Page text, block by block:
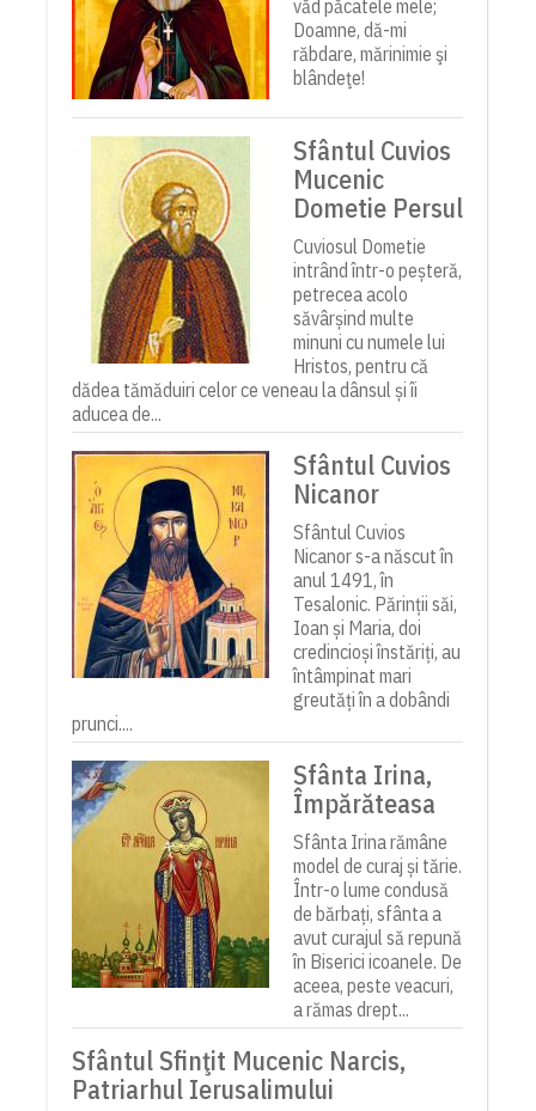
văd păcatele mele;
Doamne, dă-mi
răbdare, mărinimie şi
blândeţe!
Sfântul Cuvios
Mucenic
Dometie Persul
Cuviosul Dometie
intrând într-o peșteră,
petrecea acolo
săvârșind multe
minuni cu numele lui
Hristos, pentru că
dădea tămăduiri celor ce veneau la dânsul și îi
aducea de...
Sfântul Cuvios
Nicanor
Sfântul Cuvios
Nicanor s-a născut în
anul 1491, în
Tesalonic. Părinții săi,
Ioan și Maria, doi
credincioși înstăriți, au
întâmpinat mari
greutăți în a dobândi
prunci....
Sfânta Irina,
Împărăteasa
Sfânta Irina rămâne
model de curaj și tărie.
Într-o lume condusă
de bărbați, sfânta a
avut curajul să repună
în Biserici icoanele. De
aceea, peste veacuri,
a rămas drept...
Sfântul Sfinţit Mucenic Narcis,
Patriarhul Ierusalimului